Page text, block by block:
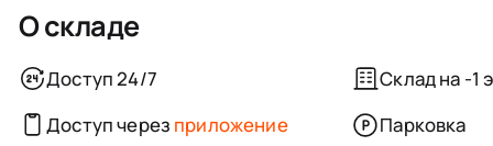
О складе
Доступ 24/7
Склад на -1
Доступ через приложение Парковка